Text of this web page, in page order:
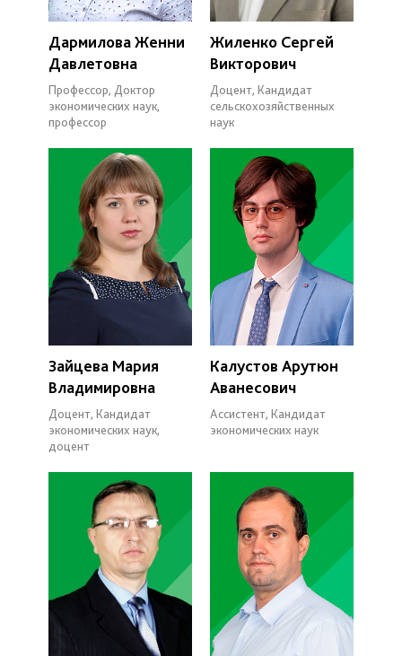
Дармилова Женни
Давлетовна
Профессор, Доктор
экономических наук,
профессор
Жиленко Сергей
Викторович
Доцент, Кандидат
сельскохозяйственных
наук
Зайцева Мария
Владимировна
Доцент, Кандидат
экономических наук,
доцент
Калустов Арутюн
Аванесович
Ассистент, Кандидат
экономических наук